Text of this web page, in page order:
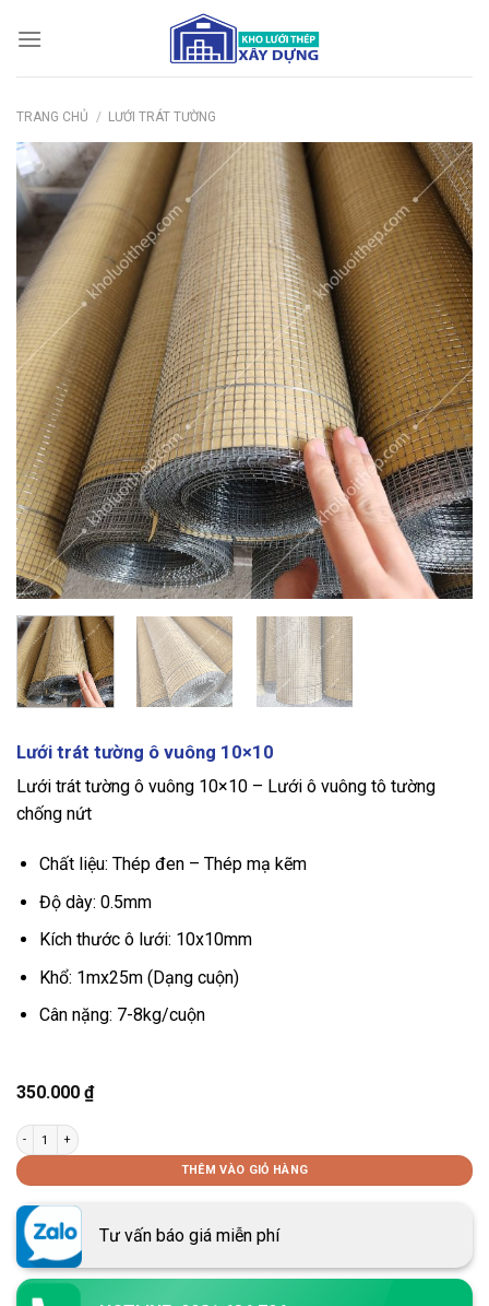
qua
TRANG CHỦ / LƯỚI TRÁT TƯỜNG
Lưới trát tường ô vuông 10×10
Lưới trát tường ô vuông 10×10 – Lưới ô vuông tô tường
chống nứt
Chất liệu: Thép đen – Thép mạ kẽm
Độ dày: 0.5mm
Kích thước ô lưới: 10x10mm
Khổ: 1mx25m (Dạng cuộn)
Cân nặng: 7-8kg/cuộn
350.000 ₫
Lưới trát tường ô vuông 10x10 số lượng
THÊM VÀO GIỎ HÀNG
Tư vấn báo giá miễn phí